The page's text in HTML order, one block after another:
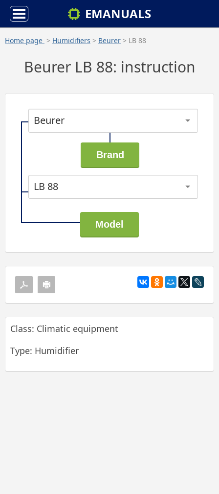
EMANUALS
Home page > Humidifiers > Beurer > LB 88
Beurer LB 88: instruction
Beurer
LB 88
Class: Climatic equipment
Type: Humidifier